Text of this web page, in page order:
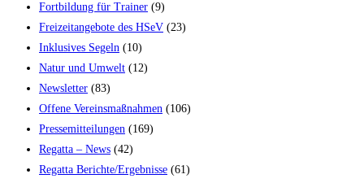
Fortbildung für Trainer (9)
Freizeitangebote des HSeV (23)
Inklusives Segeln (10)
Natur und Umwelt (12)
Newsletter (83)
Offene Vereinsmaßnahmen (106)
Pressemitteilungen (169)
Regatta – News (42)
Regatta Berichte/Ergebnisse (61)